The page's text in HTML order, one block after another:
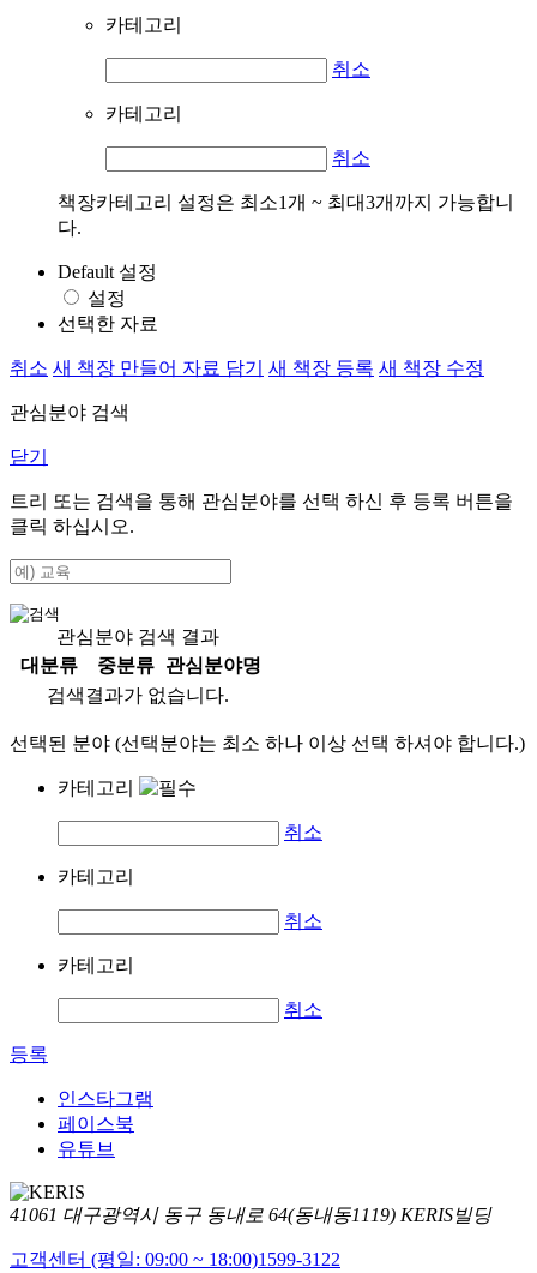
카테고리
취소
카테고리
취소
책장카테고리 설정은 최소1개 ~ 최대3개까지 가능합니
다.
Default 설정
설정
선택한 자료
취소 새 책장 만들어 자료 담기 새 책장 등록 새 책장 수정
관심분야 검색
닫기
트리 또는 검색을 통해 관심분야를 선택 하신 후 등록 버튼을
클릭 하십시오.
관심분야 검색 결과
대분류
중분류
관심분야명
검색결과가 없습니다.
선택된 분야 (선택분야는 최소 하나 이상 선택 하셔야 합니다.)
카테고리
취소
카테고리
취소
카테고리
취소
등록
인스타그램
페이스북
유튜브
41061 대구광역시 동구 동내로 64(동내동1119) KERIS빌딩
고객센터 (평일: 09:00 ~ 18:00)1599-3122